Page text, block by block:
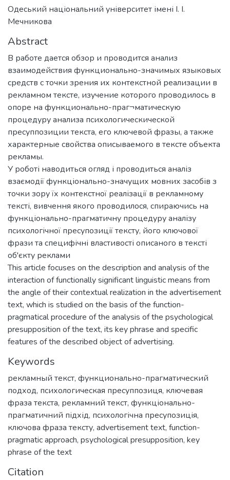
Одеський національний університет імені І. І.
Мечникова
Abstract
В работе дается обзор и проводится анализ
взаимодействия функционально-значимых языковых
средств с точки зрения их контекстной реализации в
рекламном тексте, изучение которого проводилось в
опоре на функционально-праг¬матическую
процедуру анализа психологическической
пресуппозиции текста, его ключевой фразы, а также
характерные свойства описываемого в тексте объекта
рекламы.
У роботі наводиться огляд і проводиться аналіз
взаємодії функціонально-значущих мовних засобів з
точки зору їх контекстної реалізації в рекламному
тексті, вивчення якого проводилося, спираючись на
функціонально-прагматичну процедуру аналізу
психологічної пресупозиції тексту, його ключової
фрази та специфічні властивості описаного в тексті
об'єкту реклами
This article focuses on the description and analysis of the
interaction of functionally significant linguistic means from
the angle of their contextual realization in the advertisement
text, which is studied on the basis of the function-
pragmatical procedure of the analysis of the psychological
presupposition of the text, its key phrase and specific
features of the described object of advertising.
Keywords
рекламный текст, функционально-прагматический
подход, психологическая пресуппозиця, ключевая
фраза текста, рекламний текст, функціонально-
прагматичний підхід, психологічна пресупозиція,
ключова фраза тексту, advertisement text, function-
pragmatic approach, psychological presupposition, key
phrase of the text
Citation